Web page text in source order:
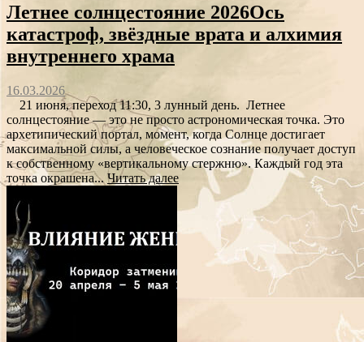
Летнее солнцестояние 2026Ось
катастроф, звёздные врата и алхимия
внутреннего храма
16.03.2026
21 июня, переход 11:30, 3 лунный день. Летнее
солнцестояние — это не просто астрономическая точка. Это
архетипический портал, момент, когда Солнце достигает
максимальной силы, а человеческое сознание получает доступ
к собственному «вертикальному стержню». Каждый год эта
точка окрашена... Читать далее